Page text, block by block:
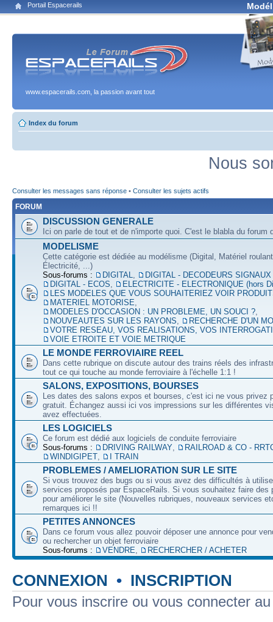
Portail Espacerails
www.espacerails.com, la passion avant tout
Index du forum
Nous
Consulter les messages sans réponse • Consulter les sujets actifs
FORUM
DISCUSSION GENERALE
Ici on parle de tout et de n'importe quoi. C'est le blabla du forum
MODELISME
Cette catégorie est dédiée au modélisme (Digital, Matériel
Électricité, ...)
Sous-forums :
DIGITAL,
DIGITAL - DECODEURS
DIGITAL - ECOS,
ELECTRICITE - ELECTRONIQUE (hors
LES MODELES QUE VOUS SOUHAITERIEZ VOIR
MATERIEL MOTORISE,
MODELES D'OCCASION : UN PROBLEME, UN SOUCI ?,
NOUVEAUTES SUR LES RAYONS,
RECHERCHE D'UN
VOTRE RESEAU, VOS REALISATIONS, VOS
VOIE ETROITE ET VOIE METRIQUE
LE MONDE FERROVIAIRE REEL
Dans cette rubrique on discute autour des trains réels des
tout ce qui touche au monde ferroviaire à l'échelle 1:1 !
SALONS, EXPOSITIONS, BOURSES
Les dates des salons expos et bourses, c'est ici ne vous privez
gratuit. Échangez aussi ici vos impressions sur les différentes
avez effectuées.
LES LOGICIELS
Ce forum est dédié aux logiciels de conduite ferroviaire
Sous-forums :
DRIVING RAILWAY,
RAILROAD & CO -
WINDIGIPET, I TRAIN
PROBLEMES / AMELIORATION SUR LE SITE
Si vous trouvez des bugs ou si vous avez des difficultés à
services proposés par EspaceRails. Si vous souhaitez faire des
pour améliorer le site (Nouvelles rubriques, nouveaux services
remarques ici !!
PETITES ANNONCES
Dans ce forum vous allez pouvoir déposer une annonce pour
ou rechercher un objet ferroviaire
Sous-forums :
VENDRE, RECHERCHER / ACHETER
CONNEXION • INSCRIPTION
Pour vous inscrire ou vous connecter